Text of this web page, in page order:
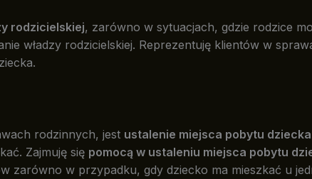
rodzicielskiej, zarówno w sytuacjach, gdzie rodzice
władzy rodzicielskiej. Reprezentuję klientów w
rodzinnych, jest ustalenie miejsca pobytu dziecka
Zajmuję się pomocą w ustaleniu miejsca pobytu
zarówno w przypadku, gdy dziecko ma mieszkać u